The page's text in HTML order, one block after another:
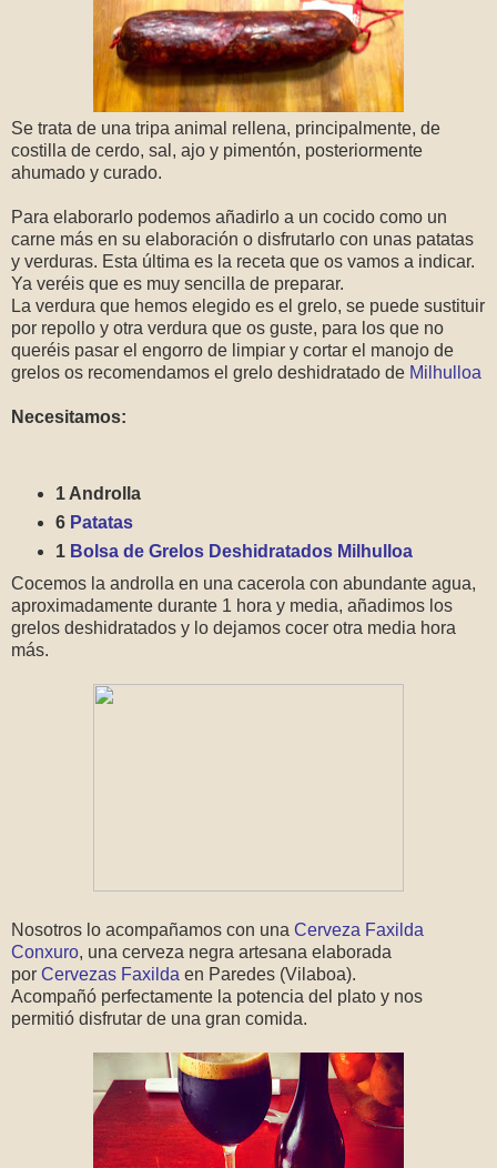
Se trata de una tripa animal rellena, principalmente, de
costilla de cerdo, sal, ajo y pimentón, posteriormente
ahumado y curado.
Para elaborarlo podemos añadirlo a un cocido como un
carne más en su elaboración o disfrutarlo con unas patatas
y verduras. Esta última es la receta que os vamos a indicar.
Ya veréis que es muy sencilla de preparar.
La verdura que hemos elegido es el grelo, se puede sustituir
por repollo y otra verdura que os guste, para los que no
queréis pasar el engorro de limpiar y cortar el manojo de
grelos os recomendamos el grelo deshidratado de Milhulloa
Necesitamos:
1 Androlla
6 Patatas
1 Bolsa de Grelos Deshidratados Milhulloa
Cocemos la androlla en una cacerola con abundante agua,
aproximadamente durante 1 hora y media, añadimos los
grelos deshidratados y lo dejamos cocer otra media hora
más.
Nosotros lo acompañamos con una Cerveza Faxilda
Conxuro, una cerveza negra artesana elaborada
por Cervezas Faxilda en Paredes (Vilaboa).
Acompañó perfectamente la potencia del plato y nos
permitió disfrutar de una gran comida.